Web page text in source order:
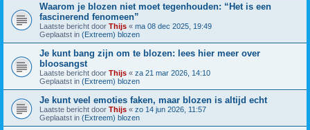
Waarom je blozen niet moet tegenhouden: “Het is een
fascinerend fenomeen”
Laatste bericht door Thijs « ma 08 dec 2025, 19:49
Geplaatst in (Extreem) blozen
Je kunt bang zijn om te blozen: lees hier meer over
bloosangst
Laatste bericht door Thijs « za 21 mar 2026, 14:10
Geplaatst in (Extreem) blozen
Je kunt veel emoties faken, maar blozen is altijd echt
Laatste bericht door Thijs « zo 14 jun 2026, 11:57
Geplaatst in (Extreem) blozen